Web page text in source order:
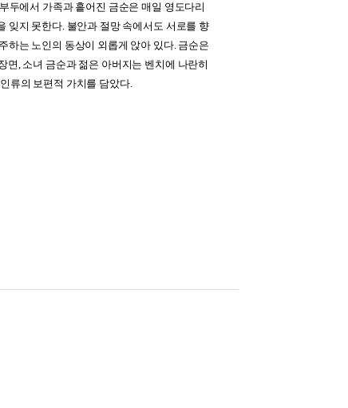
두에서 가족과 흩어진 금순은 매일 영도다리
잊지 못한다. 불안과 절망 속에서도 서로를 향
하는 노인의 동상이 외롭게 앉아 있다. 금순은
면, 소녀 금순과 젊은 아버지는 벤치에 나란히
류의 보편적 가치를 담았다.